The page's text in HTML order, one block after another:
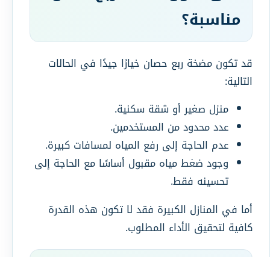
مناسبة؟
قد تكون مضخة ربع حصان خيارًا جيدًا في الحالات
التالية:
منزل صغير أو شقة سكنية.
عدد محدود من المستخدمين.
عدم الحاجة إلى رفع المياه لمسافات كبيرة.
وجود ضغط مياه مقبول أساسًا مع الحاجة إلى
تحسينه فقط.
أما في المنازل الكبيرة فقد لا تكون هذه القدرة
كافية لتحقيق الأداء المطلوب.